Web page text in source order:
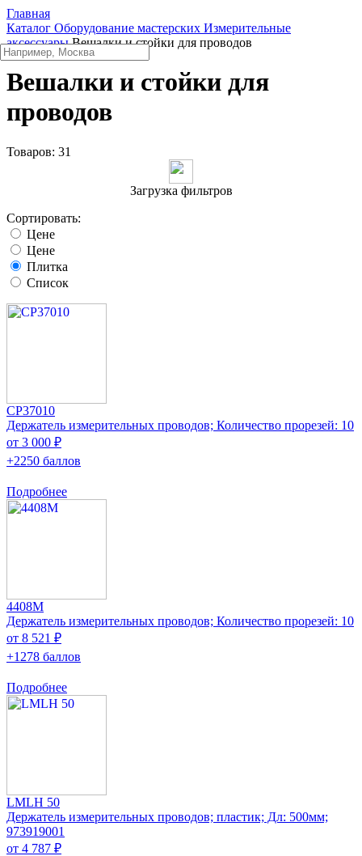
Главная
Каталог Оборудование мастерских Измерительные
аксессуары Вешалки и стойки для проводов
Вешалки и стойки для
проводов
Товаров: 31
Загрузка фильтров
Сортировать:
Цене
Цене
Плитка
Список
CP37010
Держатель измерительных проводов; Количество прорезей: 10
от 3 000 ₽
+2250 баллов
Подробнее
4408M
Держатель измерительных проводов; Количество прорезей: 10
от 8 521 ₽
+1278 баллов
Подробнее
LMLH 50
Держатель измерительных проводов; пластик; Дл: 500мм;
973919001
от 4 787 ₽